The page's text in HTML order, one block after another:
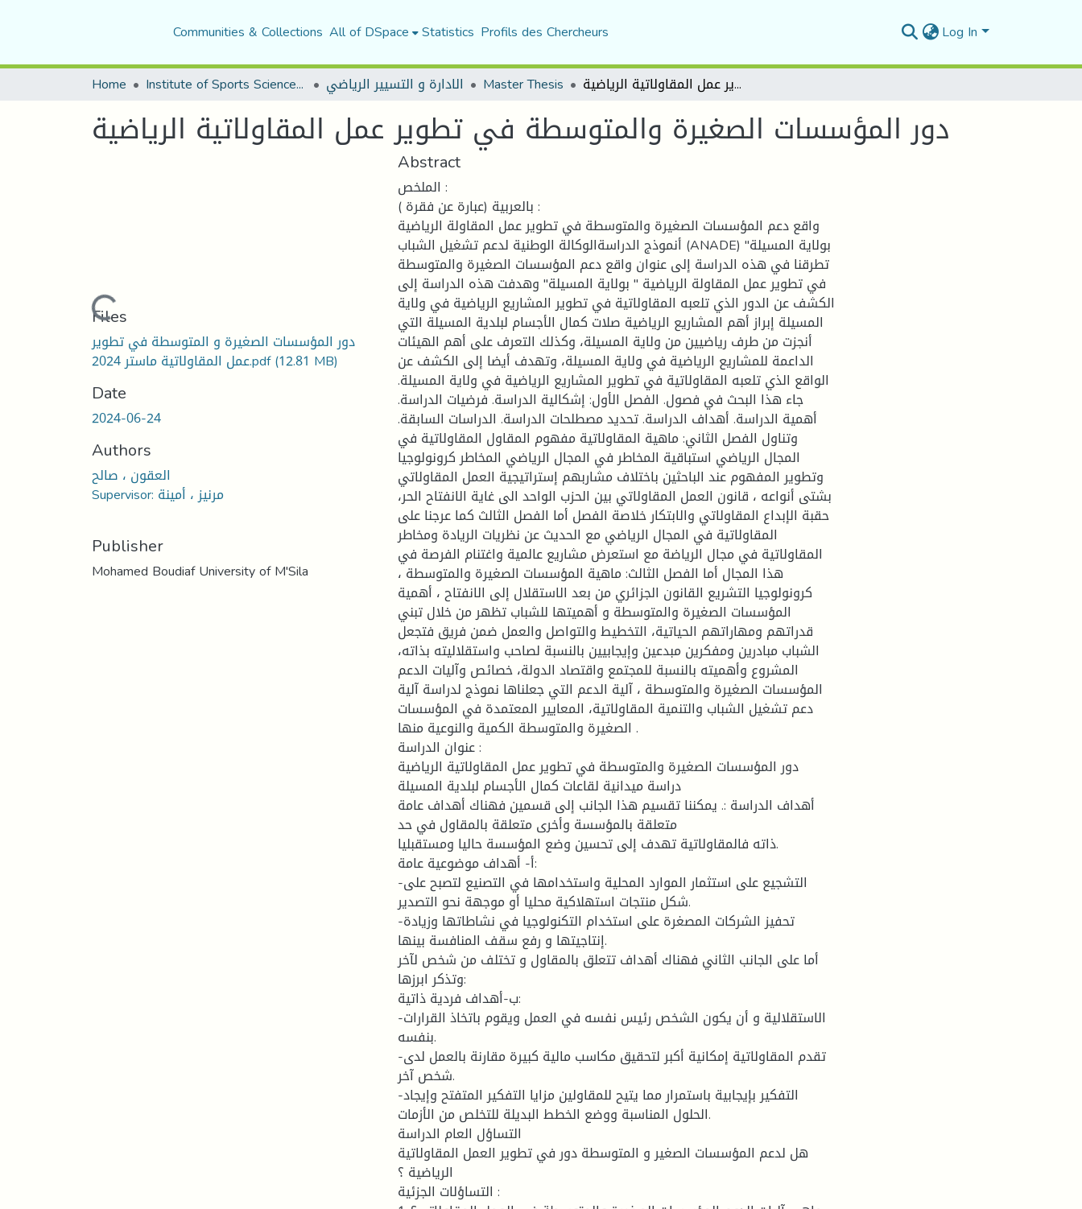
Communities & Collections All of DSpace Statistics Profils des Chercheurs Log In
Home Institute of Sports Sciences and Techniques الادارة و التسيير الرياضي Master Thesis دور المؤسسات الصغيرة والمتوسطة في تطوير عمل المقاولاتية الرياضية
دور المؤسسات الصغيرة والمتوسطة في تطوير عمل المقاولاتية الرياضية
Loading...
Files
دور المؤسسات الصغيرة و المتوسطة في تطوير
عمل المقاولاتية ماستر 2024.pdf(12.81 MB)
Date
2024-06-24
Authors
العقون ، صالح
Supervisor: مرنيز ، أمينة
Publisher
Mohamed Boudiaf University of M'Sila
Abstract
الملخص :
بالعربية (عبارة عن فقرة ) :
واقع دعم المؤسسات الصغيرة والمتوسطة في تطوير عمل المقاولة الرياضية
أنموذج الدراسةالوكالة الوطنية لدعم تشغيل الشباب (ANADE) بولاية المسيلة"
تطرقنا في هذه الدراسة إلى عنوان واقع دعم المؤسسات الصغيرة والمتوسطة
في تطوير عمل المقاولة الرياضية " بولاية المسيلة" وهدفت هذه الدراسة إلى
الكشف عن الدور الذي تلعبه المقاولاتية في تطوير المشاريع الرياضية في ولاية
المسيلة إبراز أهم المشاريع الرياضية صلات كمال الأجسام لبلدية المسيلة التي
أنجزت من طرف رياضيين من ولاية المسيلة، وكذلك التعرف على أهم الهيئات
الداعمة للمشاريع الرياضية في ولاية المسيلة، وتهدف أيضا إلى الكشف عن
الواقع الذي تلعبه المقاولاتية في تطوير المشاريع الرياضية في ولاية المسيلة.
جاء هذا البحث في فصول. الفصل الأول: إشكالية الدراسة. فرضيات الدراسة.
أهمية الدراسة. أهداف الدراسة. تحديد مصطلحات الدراسة. الدراسات السابقة.
وتناول الفصل الثاني: ماهية المقاولاتية مفهوم المقاول المقاولاتية في
المجال الرياضي استباقية المخاطر في المجال الرياضي المخاطر كرونولوجيا
وتطوير المفهوم عند الباحثين باختلاف مشاربهم إستراتيجية العمل المقاولاتي
بشتى أنواعه ، قانون العمل المقاولاتي بين الحزب الواحد الى غاية الانفتاح الحر،
حقبة الإبداع المقاولاتي والابتكار خلاصة الفصل أما الفصل الثالث كما عرجنا على
المقاولاتية في المجال الرياضي مع الحديث عن نظريات الريادة ومخاطر
المقاولاتية في مجال الرياضة مع استعرض مشاريع عالمية واغتنام الفرصة في
هذا المجال أما الفصل الثالث: ماهية المؤسسات الصغيرة والمتوسطة ،
كرونولوجيا التشريع القانون الجزائري من بعد الاستقلال إلى الانفتاح ، أهمية
المؤسسات الصغيرة والمتوسطة و أهميتها للشباب تظهر من خلال تبني
قدراتهم ومهاراتهم الحياتية، التخطيط والتواصل والعمل ضمن فريق فتجعل
الشباب مبادرين ومفكرين مبدعين وإيجابيين بالنسبة لصاحب واستقلاليته بذاته،
المشروع وأهميته بالنسبة للمجتمع واقتصاد الدولة، خصائص وآليات الدعم
المؤسسات الصغيرة والمتوسطة ، آلية الدعم التي جعلناها نموذج لدراسة آلية
دعم تشغيل الشباب والتنمية المقاولاتية، المعايير المعتمدة في المؤسسات
الصغيرة والمتوسطة الكمية والنوعية منها .
عنوان الدراسة :
دور المؤسسات الصغيرة والمتوسطة في تطوير عمل المقاولاتية الرياضية
دراسة ميدانية لقاعات كمال الأجسام لبلدية المسيلة
أهداف الدراسة :. يمكننا تقسيم هذا الجانب إلى قسمين فهناك أهداف عامة
متعلقة بالمؤسسة وأخرى متعلقة بالمقاول في حد
ذاته فالمقاولاتية تهدف إلى تحسين وضع المؤسسة حاليا ومستقبليا.
أ- أهداف موضوعية عامة:
-التشجيع على استثمار الموارد المحلية واستخدامها في التصنيع لتصبح على
شكل منتجات استهلاكية محليا أو موجهة نحو التصدير.
-تحفيز الشركات المصغرة على استخدام التكنولوجيا في نشاطاتها وزيادة
إنتاجيتها و رفع سقف المنافسة بينها.
أما على الجانب الثاني فهناك أهداف تتعلق بالمقاول و تختلف من شخص لآخر
وتذكر ابرزها:
ب-أهداف فردية ذاتية:
-الاستقلالية و أن يكون الشخص رئيس نفسه في العمل ويقوم باتخاذ القرارات
بنفسه.
-تقدم المقاولاتية إمكانية أكبر لتحقيق مكاسب مالية كبيرة مقارنة بالعمل لدى
شخص آخر.
-التفكير بإيجابية باستمرار مما يتيح للمقاولين مزايا التفكير المتفتح وإيجاد
الحلول المناسبة ووضع الخطط البديلة للتخلص من الأزمات.
التساؤل العام الدراسة
هل لدعم المؤسسات الصغير و المتوسطة دور في تطوير العمل المقاولاتية
الرياضية ؟
التساؤلات الجزئية :